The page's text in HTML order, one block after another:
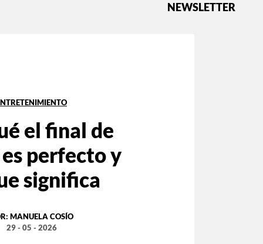
NEWSLETTER
el final de
perfecto y
significa
MANUELA COSÍO
29 - 05 - 2026